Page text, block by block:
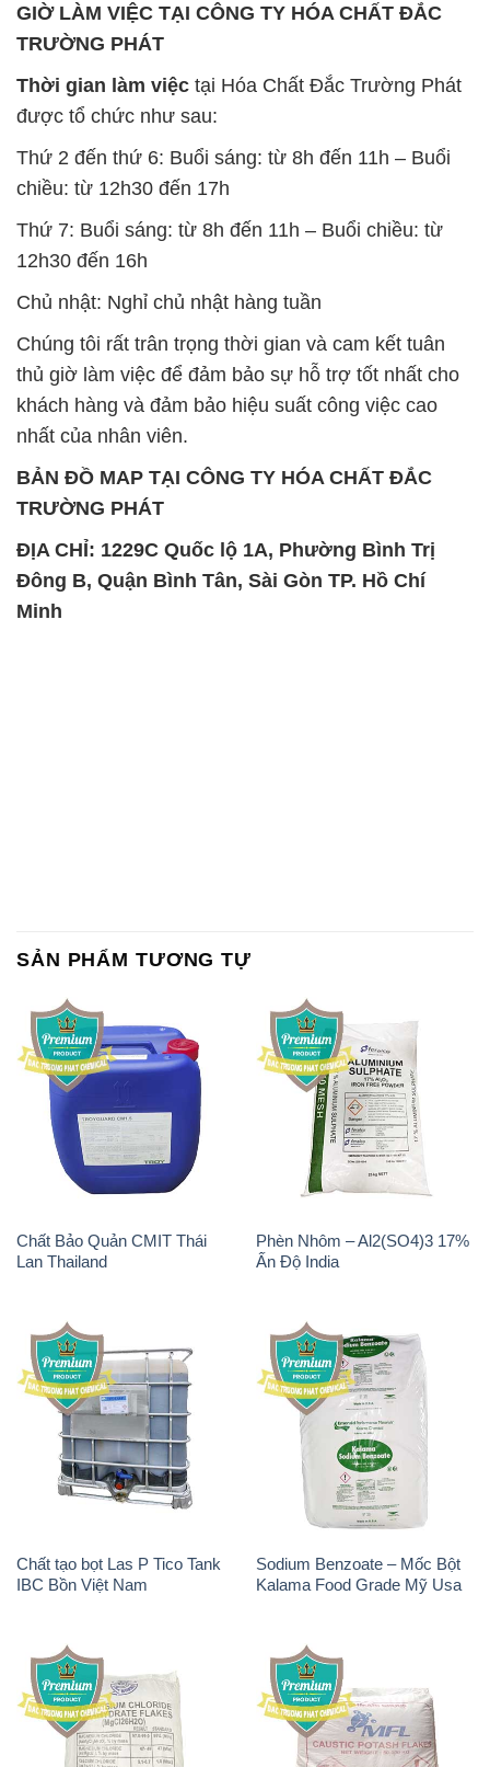
GIỜ LÀM VIỆC TẠI CÔNG TY HÓA CHẤT ĐẮC
TRƯỜNG PHÁT
Thời gian làm việc tại Hóa Chất Đắc Trường Phát
được tổ chức như sau:
Thứ 2 đến thứ 6: Buổi sáng: từ 8h đến 11h – Buổi
chiều: từ 12h30 đến 17h
Thứ 7: Buổi sáng: từ 8h đến 11h – Buổi chiều: từ
12h30 đến 16h
Chủ nhật: Nghỉ chủ nhật hàng tuần
Chúng tôi rất trân trọng thời gian và cam kết tuân
thủ giờ làm việc để đảm bảo sự hỗ trợ tốt nhất cho
khách hàng và đảm bảo hiệu suất công việc cao
nhất của nhân viên.
BẢN ĐỒ MAP TẠI CÔNG TY HÓA CHẤT ĐẮC
TRƯỜNG PHÁT
ĐỊA CHỈ: 1229C Quốc lộ 1A, Phường Bình Trị
Đông B, Quận Bình Tân, Sài Gòn TP. Hồ Chí
Minh
SẢN PHẨM TƯƠNG TỰ
Chất Bảo Quản CMIT Thái
Lan Thailand
Phèn Nhôm – Al2(SO4)3 17%
Ấn Độ India
Chất tạo bọt Las P Tico Tank
IBC Bồn Việt Nam
Sodium Benzoate – Mốc Bột
Kalama Food Grade Mỹ Usa